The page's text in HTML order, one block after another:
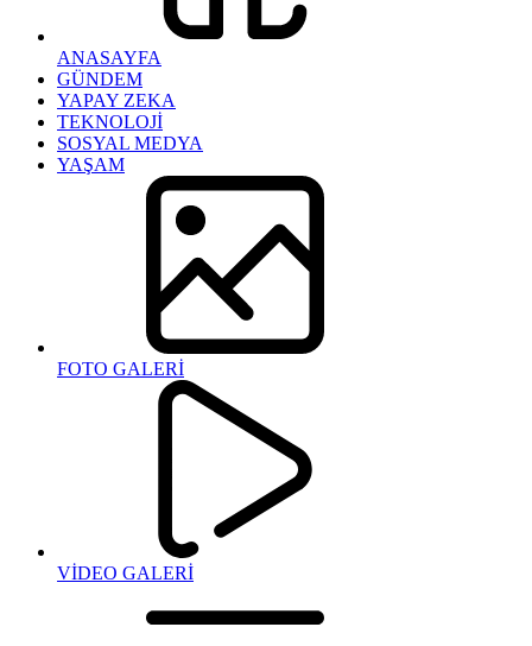
ANASAYFA
GÜNDEM
YAPAY ZEKA
TEKNOLOJİ
SOSYAL MEDYA
YAŞAM
FOTO GALERİ
VİDEO GALERİ